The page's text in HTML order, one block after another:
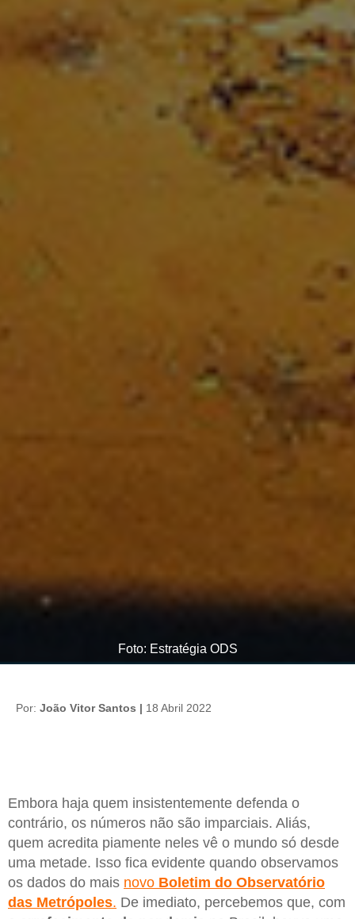
Foto: Estratégia ODS
Por: João Vitor Santos | 18 Abril 2022
Embora haja quem insistentemente defenda o
contrário, os números não são imparciais. Aliás,
quem acredita piamente neles vê o mundo só desde
uma metade. Isso fica evidente quando observamos
os dados do mais novo Boletim do Observatório
das Metrópoles. De imediato, percebemos que, com